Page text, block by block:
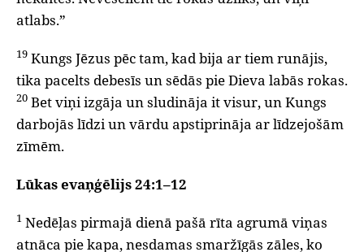
atlabs.”
19 Kungs Jēzus pēc tam, kad bija ar tiem runājis,
tika pacelts debesīs un sēdās pie Dieva labās rokas.
20 Bet viņi izgāja un sludināja it visur, un Kungs
darbojās līdzi un vārdu apstiprināja ar līdzejošām
zīmēm.
Lūkas evaņģēlijs 24:1–12
1 Nedēļas pirmajā dienā pašā rīta agrumā viņas
atnāca pie kapa, nesdamas smaržīgās zāles, ko